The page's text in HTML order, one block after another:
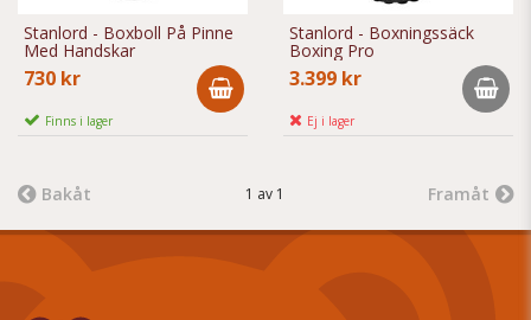
Stanlord - Boxboll På Pinne
Med Handskar
730 kr
Finns i lager
Stanlord - Boxningssäck
Boxing Pro
3.399 kr
Ej i lager
Bakåt 1 av 1 Framåt